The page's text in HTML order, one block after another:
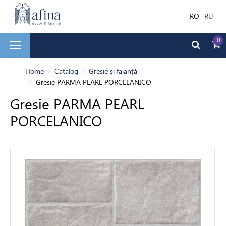
RO RU
faianță
de Finisare
de baie
0
Home Catalog
Gresie și faianță
Gresie PARMA PEARL PORCELANICO
Gresie PARMA PEARL
PORCELANICO